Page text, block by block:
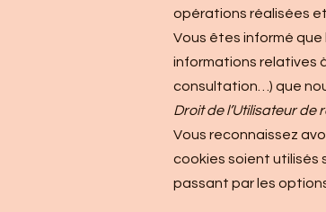
opérations réalisées
Vous êtes informé
informations relatives
consultation…) que
Droit de l’Utilisateur de
Vous reconnaissez
cookies soient utilisés
passant par les